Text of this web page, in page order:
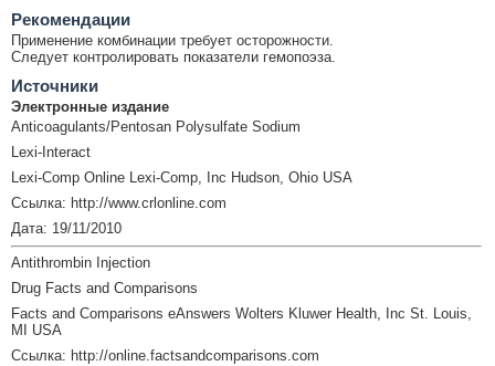
Рекомендации
Применение комбинации требует осторожности.
Следует контролировать показатели гемопоэза.
Источники
Электронные издание
Anticoagulants/Pentosan Polysulfate Sodium
Lexi-Interact
Lexi-Comp Online Lexi-Comp, Inc Hudson, Ohio USA
Ссылка: http://www.crlonline.com
Дата: 19/11/2010
Antithrombin Injection
Drug Facts and Comparisons
Facts and Comparisons eAnswers Wolters Kluwer Health, Inc St. Louis,
MI USA
Ссылка: http://online.factsandcomparisons.com